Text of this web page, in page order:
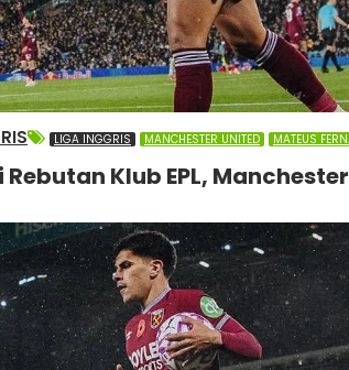
LIGA INGGRIS MANCHESTER UNITED MATEUS
Klub EPL,